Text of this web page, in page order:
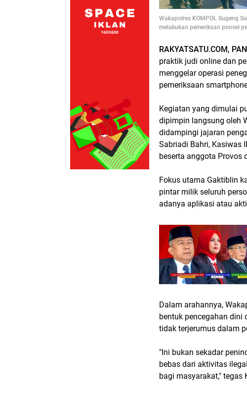
Wakapolres KOMPOL Sugeng
melakukan pemeriksan ponsel
RAKYATSATU.COM,
praktik judi online dan
menggelar operasi
pemeriksaan
Kegiatan yang dimulai
dipimpin langsung oleh
didampingi jajaran
Sabriadi Bahri, Kasiwas
beserta anggota Provos
Fokus utama Gaktiblin
pintar milik seluruh
adanya aplikasi atau
Dalam arahannya,
bentuk pencegahan dini
tidak terjerumus dalam
"Ini bukan sekadar
bebas dari aktivitas
bagi masyarakat," tegas